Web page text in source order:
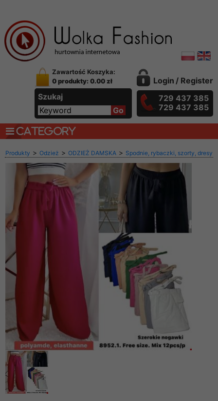
Zawartość Koszyka:
0 produkty: 0.00 zł
Szukaj
Login / Register
729 437 385
729 437 385
CATEGORY
Produkty > Odzież > ODZIEŻ DAMSKA > Spodnie, rybaczki, szorty, dresy